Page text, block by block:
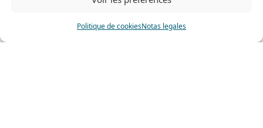
Politique de cookiesNotas legales